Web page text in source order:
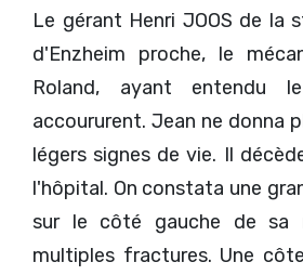
Le gérant Henri JOOS de la
d'Enzheim proche, le
Roland, ayant entendu
accoururent. Jean ne donna
légers signes de vie. Il
l'hôpital. On constata une
sur le côté gauche de sa
multiples fractures. Une